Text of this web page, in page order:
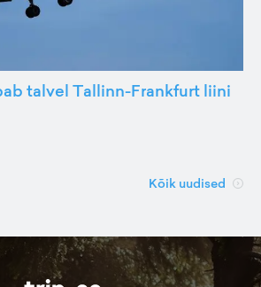
talvel Tallinn-Frankfurt liini
Kõik uudised